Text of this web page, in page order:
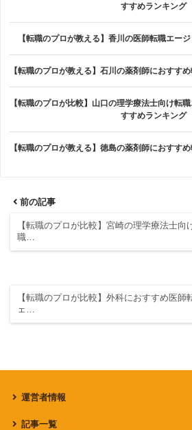
すすめランキング
【転職のプロが教える】香川の医師転職エー
【転職のプロが教える】石川の薬剤師におすす
【転職のプロが比較】山口の理学療法士向け転
すすめランキング
【転職のプロが教える】徳島の薬剤師におすす
前の記事
【転職のプロが比較】宮崎の理学療法士向
職…
【転職のプロが比較】外科におすすめ医師
ェ…
運営者情報
記事一覧